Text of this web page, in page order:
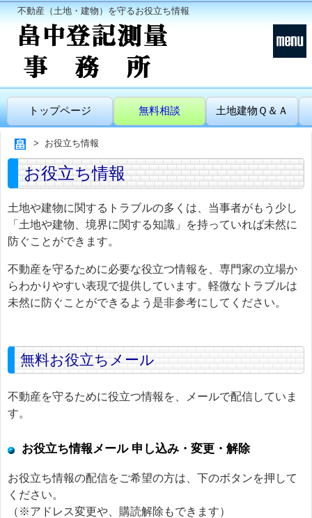
不動産（土地・建物）を守るお役立ち情報
トップページ 無料相談 土地建物Ｑ＆Ａ
お役立ち情報
お役立ち情報
土地や建物に関するトラブルの多くは、当事者がもう少し
「土地や建物、境界に関する知識」を持っていれば未然に
防ぐことができます。
不動産を守るために必要な役立つ情報を、専門家の立場か
らわかりやすい表現で提供しています。軽微なトラブルは
未然に防ぐことができるよう是非参考にしてください。
無料お役立ちメール
不動産を守るために役立つ情報を、メールで配信していま
す。
お役立ち情報メール 申し込み・変更・解除
お役立ち情報の配信をご希望の方は、下のボタンを押して
ください。
（※アドレス変更や、購読解除もできます）